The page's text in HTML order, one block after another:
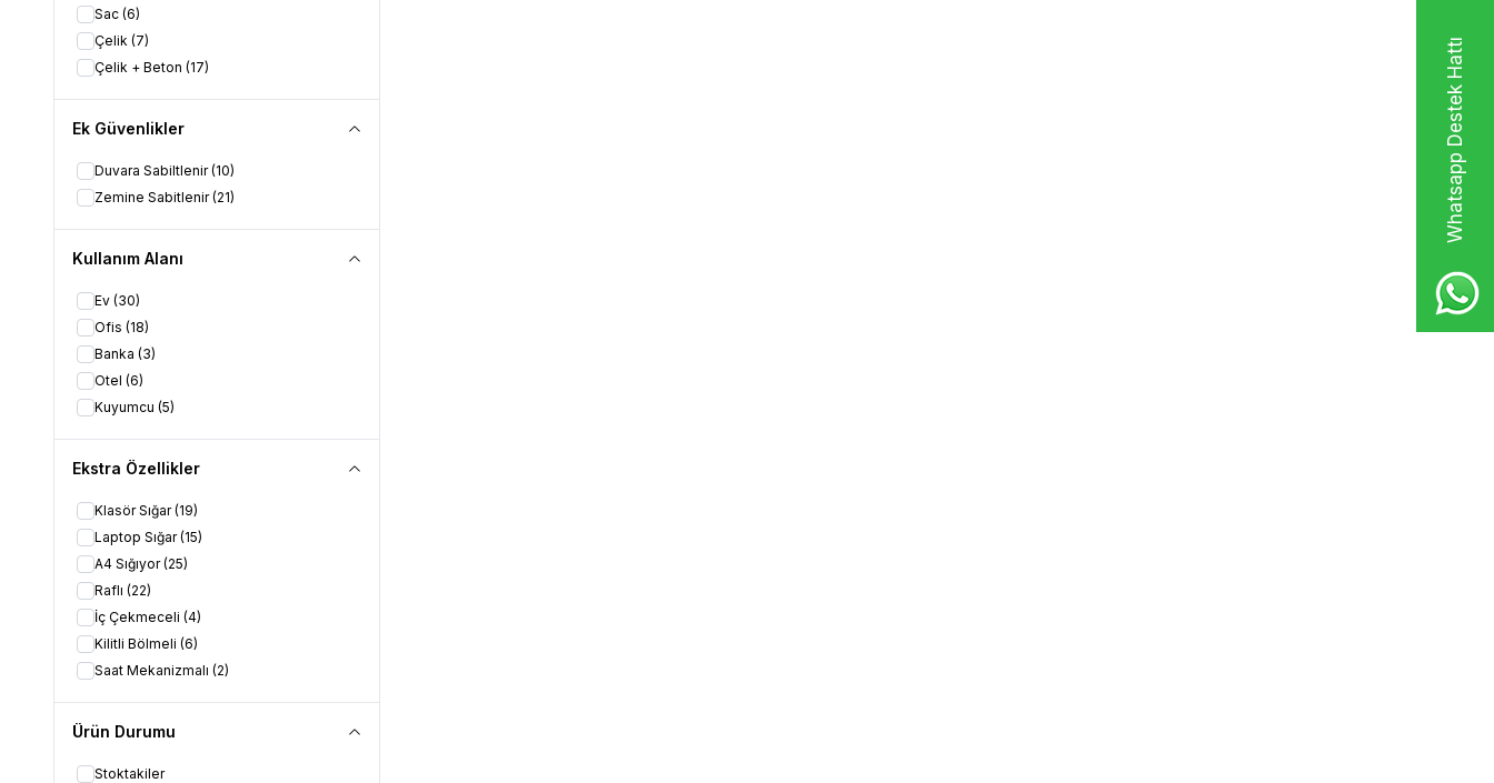
Whatsapp Destek Hattı
Sac (6)
Çelik (7)
Çelik + Beton (17)
Ek Güvenlikler
Duvara Sabiltlenir(10)
Zemine Sabitlenir(21)
Kullanım Alanı
Ev (30)
Ofis (18)
Banka (3)
Otel (6)
Kuyumcu (5)
Ekstra Özellikler
Klasör Sığar(19)
Laptop Sığar(15)
A4 Sığıyor(25)
Raflı (22)
İç Çekmeceli (4)
Kilitli Bölmeli (6)
Saat Mekanizmalı (2)
Ürün Durumu
Stoktakiler